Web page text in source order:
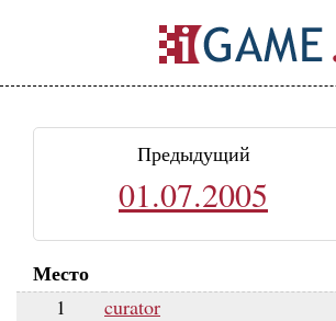
Предыдущий
01.07.2005
Место
1
curator